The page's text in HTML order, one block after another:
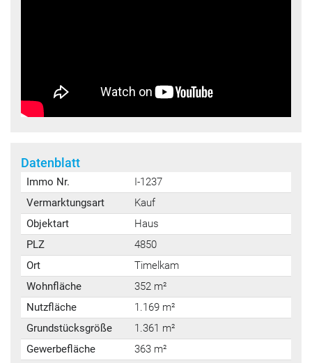
Datenblatt
Immo Nr.
I-1237
Vermarktungsart
Kauf
Objektart
Haus
PLZ
4850
Ort
Timelkam
Wohnfläche
352 m²
Nutzfläche
1.169 m²
Grundstücksgröße
1.361 m²
Gewerbefläche
363 m²